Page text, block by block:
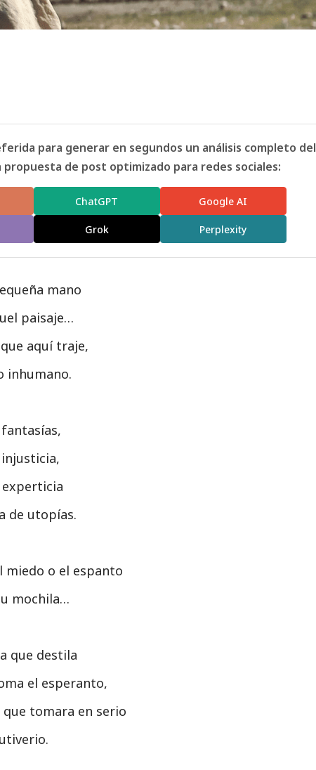
para generar en segundos un análisis completo del
de post optimizado para redes sociales:
ChatGPT Google AI
Grok Perplexity
mano
paisaje…
aquí traje,
inhumano.
experticia
de utopías.
miedo o el espanto
mochila…
que destila
el esperanto,
que tomara en serio